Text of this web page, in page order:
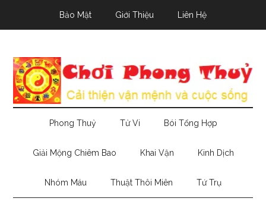
Bảo Mật Giới Thiệu Liên Hệ
Phong Thuỷ Tử Vi Bói Tổng Hợp
Giải Mộng Chiêm Bao Khai Vận Kinh Dịch
Nhóm Máu Thuật Thôi Miên Tứ Trụ